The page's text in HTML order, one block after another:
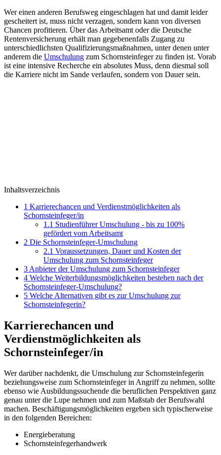
Wer einen anderen Berufsweg eingeschlagen hat und damit leider
gescheitert ist, muss nicht verzagen, sondern kann von diversen
Chancen profitieren. Über das Arbeitsamt oder die Deutsche
Rentenversicherung erhält man gegebenenfalls Zugang zu
unterschiedlichsten Qualifizierungsmaßnahmen, unter denen unter
anderem die Umschulung zum Schornsteinfeger zu finden ist. Vorab
ist eine intensive Recherche ein absolutes Muss, denn diesmal soll
die Karriere nicht im Sande verlaufen, sondern von Dauer sein.
Inhaltsverzeichnis
1 Karrierechancen und Verdienstmöglichkeiten als
Schornsteinfeger/in
1.1 Studienführer Umschulung - bis zu 100%
gefördert vom Arbeitsamt
2 Die Schornsteinfeger-Umschulung
2.1 Voraussetzungen, Dauer und Kosten der
Umschulung zum Schornsteinfeger
3 Anbieter der Umschulung zum Schornsteinfeger
4 Welche Weiterbildungsmöglichkeiten bestehen nach der
Schornsteinfeger-Umschulung?
5 Welche Alternativen gibt es zur Umschulung zur
Schornsteinfegerin?
Karrierechancen und
Verdienstmöglichkeiten als
Schornsteinfeger/in
Wer darüber nachdenkt, die Umschulung zur Schornsteinfegerin
beziehungsweise zum Schornsteinfeger in Angriff zu nehmen, sollte
ebenso wie Ausbildungssuchende die beruflichen Perspektiven ganz
genau unter die Lupe nehmen und zum Maßstab der Berufswahl
machen. Beschäftigungsmöglichkeiten ergeben sich typischerweise
in den folgenden Bereichen:
Energieberatung
Schornsteinfegerhandwerk